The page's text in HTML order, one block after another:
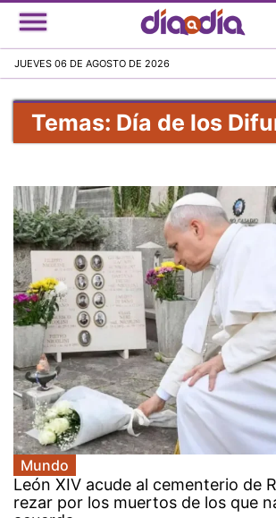
Pasar
al
principal
JUEVES 06 DE AGOSTO DE 2026
Temas: Día de los
Mundo
León XIV acude al cementerio de
rezar por los muertos de los que